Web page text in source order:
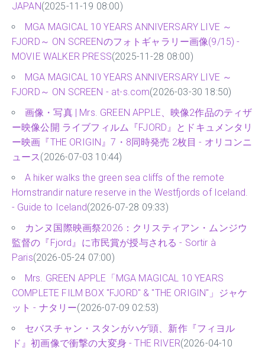
JAPAN(2025-11-19 08:00)
MGA MAGICAL 10 YEARS ANNIVERSARY LIVE ～
FJORD～ ON SCREENのフォトギャラリー画像(9/15) -
MOVIE WALKER PRESS(2025-11-28 08:00)
MGA MAGICAL 10 YEARS ANNIVERSARY LIVE ～
FJORD～ ON SCREEN - at-s.com(2026-03-30 18:50)
画像・写真 | Mrs. GREEN APPLE、映像2作品のティザ
ー映像公開 ライブフィルム『FJORD』とドキュメンタリ
ー映画『THE ORIGIN』7・8同時発売 2枚目 - オリコンニ
ュース(2026-07-03 10:44)
A hiker walks the green sea cliffs of the remote
Hornstrandir nature reserve in the Westfjords of Iceland.
- Guide to Iceland(2026-07-28 09:33)
カンヌ国際映画祭2026：クリスティアン・ムンジウ
監督の『Fjord』に市民賞が授与される - Sortir à
Paris(2026-05-24 07:00)
Mrs. GREEN APPLE「MGA MAGICAL 10 YEARS
COMPLETE FILM BOX "FJORD" & "THE ORIGIN"」ジャケ
ット - ナタリー(2026-07-09 02:53)
セバスチャン・スタンがハゲ頭、新作『フィヨル
ド』初画像で衝撃の大変身 - THE RIVER(2026-04-10